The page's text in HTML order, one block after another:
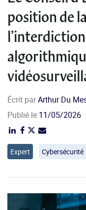
position de
Écrit parArthur Du
Publié le 11/05/2026
Expert Cybersécurité